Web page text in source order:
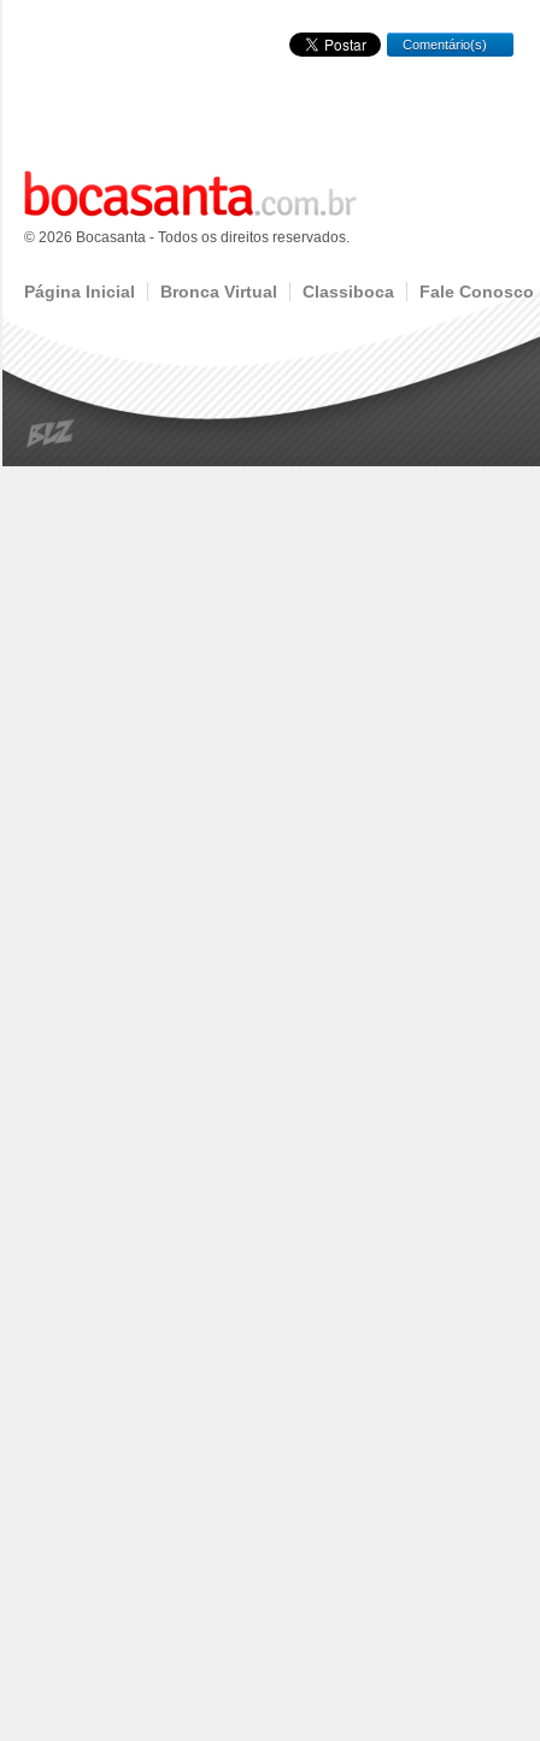
Comentário(s)
© 2026 Bocasanta - Todos os direitos reservados.
Página Inicial Bronca Virtual Classiboca Fale Conosco